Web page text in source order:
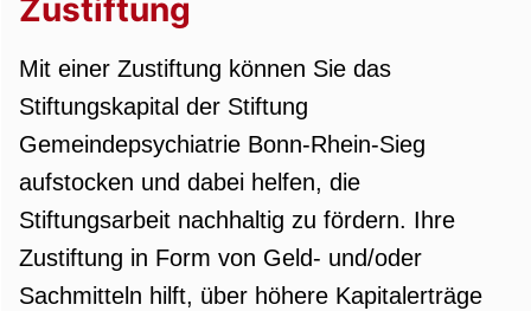
Zustiftung
Mit einer Zustiftung können Sie das
Stiftungskapital der Stiftung
Gemeindepsychiatrie Bonn-Rhein-Sieg
aufstocken und dabei helfen, die
Stiftungsarbeit nachhaltig zu fördern. Ihre
Zustiftung in Form von Geld- und/oder
Sachmitteln hilft, über höhere Kapitalerträge